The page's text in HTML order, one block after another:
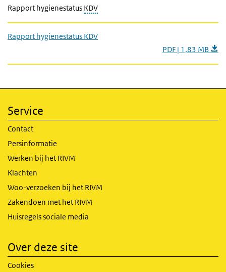
Rapport hygienestatus KDV
Rapport hygienestatus KDV
PDF | 1,83 MB
Service
Contact
Persinformatie
Werken bij het RIVM
Klachten
Woo-verzoeken bij het RIVM
Zakendoen met het RIVM
Huisregels sociale media
Over deze site
Cookies